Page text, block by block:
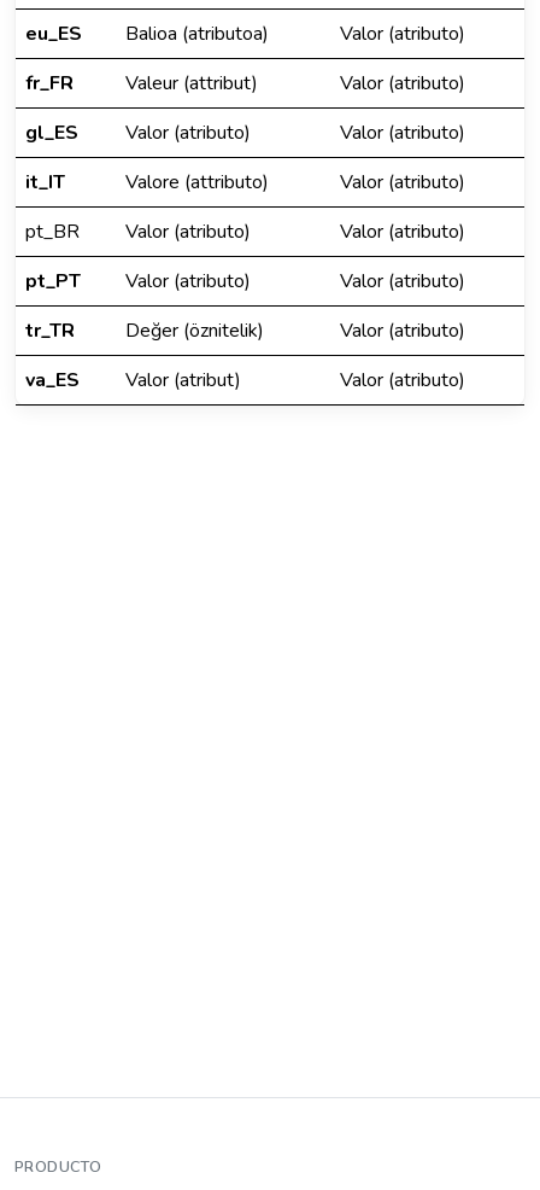
eu_ES
Balioa (atributoa)
Valor (atributo)
fr_FR
Valeur (attribut)
Valor (atributo)
gl_ES
Valor (atributo)
Valor (atributo)
it_IT
Valore (attributo)
Valor (atributo)
pt_BR
Valor (atributo)
Valor (atributo)
pt_PT
Valor (atributo)
Valor (atributo)
tr_TR
Değer (öznitelik)
Valor (atributo)
va_ES
Valor (atribut) Valor (atributo)
PRODUCTO